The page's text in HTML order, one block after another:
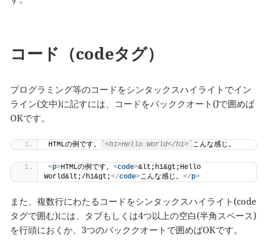
コード（codeタグ）
プログラミング等のコードをシンタックスハイライトでイン
ライン(文中)に記すには、コードをバッククオート(`)で囲めば
OKです。
HTMLの例です。 `<h1>Hello World</h1>`こんな感じ。
<p>HTMLの例です。 <code>&lt;h1&gt;Hello
World&lt;/h1&gt;</code>こんな感じ。 </p>
また、複数行にわたるコードをシンタックスハイライト(code
タグで囲む)には、タブもしくは4つ以上の空白(半角スペース)
を行頭におくか、3つのバッククオートで囲めばOKです。